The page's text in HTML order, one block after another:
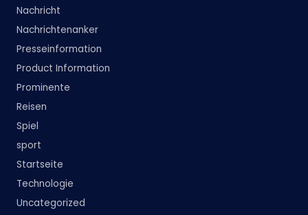
Nachricht
Nachrichtenanker
Presseinformation
Product Information
Prominente
Reisen
Spiel
sport
Startseite
Technologie
Uncategorized